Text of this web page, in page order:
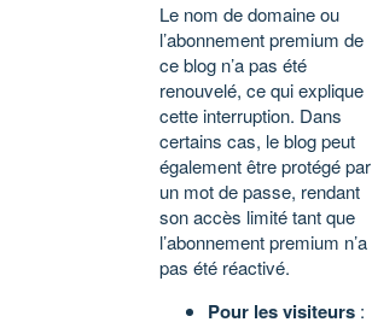
Le nom de domaine ou
l’abonnement premium de
ce blog n’a pas été
renouvelé, ce qui explique
cette interruption. Dans
certains cas, le blog peut
également être protégé par
un mot de passe, rendant
son accès limité tant que
l’abonnement premium n’a
pas été réactivé.
Pour les visiteurs :